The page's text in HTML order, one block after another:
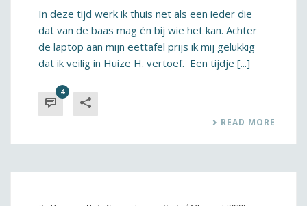
In deze tijd werk ik thuis net als een ieder die
dat van de baas mag én bij wie het kan. Achter
de laptop aan mijn eettafel prijs ik mij gelukkig
dat ik veilig in Huize H. vertoef. Een tijdje [...]
4
READ MORE